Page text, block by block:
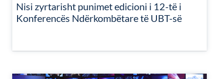
Nisi zyrtarisht punimet edicioni i 12-të i
Konferencës Ndërkombëtare të UBT-së